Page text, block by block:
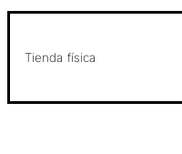
Tienda física